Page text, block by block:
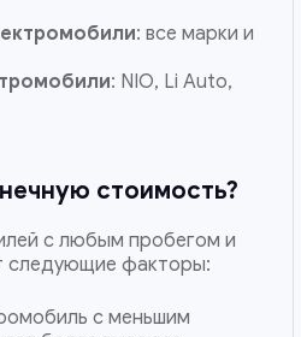
: все марки и
: NIO, Li Auto,
стоимость?
с любым пробегом и
следующие факторы:
с меньшим